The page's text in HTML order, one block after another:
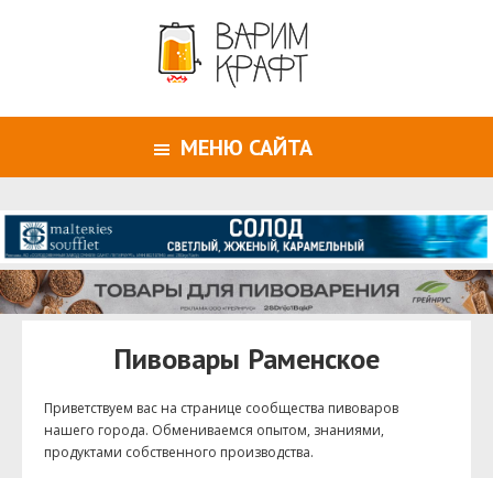
МЕНЮ САЙТА
Пивовары Раменское
Приветствуем ваc на странице сообщества пивоваров
нашего города. Обмениваемся опытом, знаниями,
продуктами собственного производства.